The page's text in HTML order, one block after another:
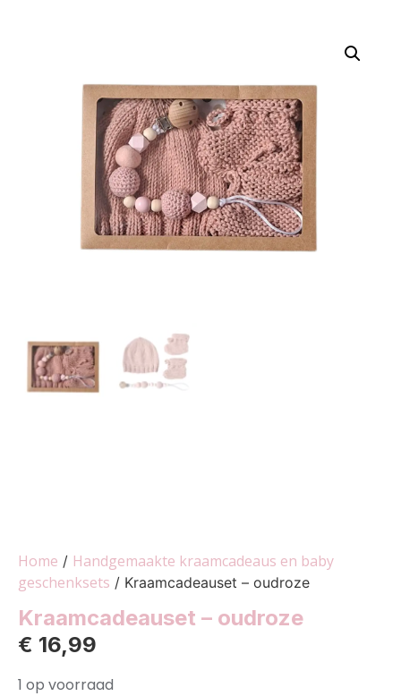
Home / Handgemaakte kraamcadeaus en baby
geschenksets / Kraamcadeauset – oudroze
Kraamcadeauset – oudroze
€ 16,99
1 op voorraad